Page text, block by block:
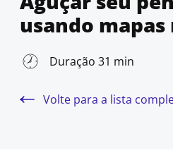
usando
Duração 31 min
Volte para a lista